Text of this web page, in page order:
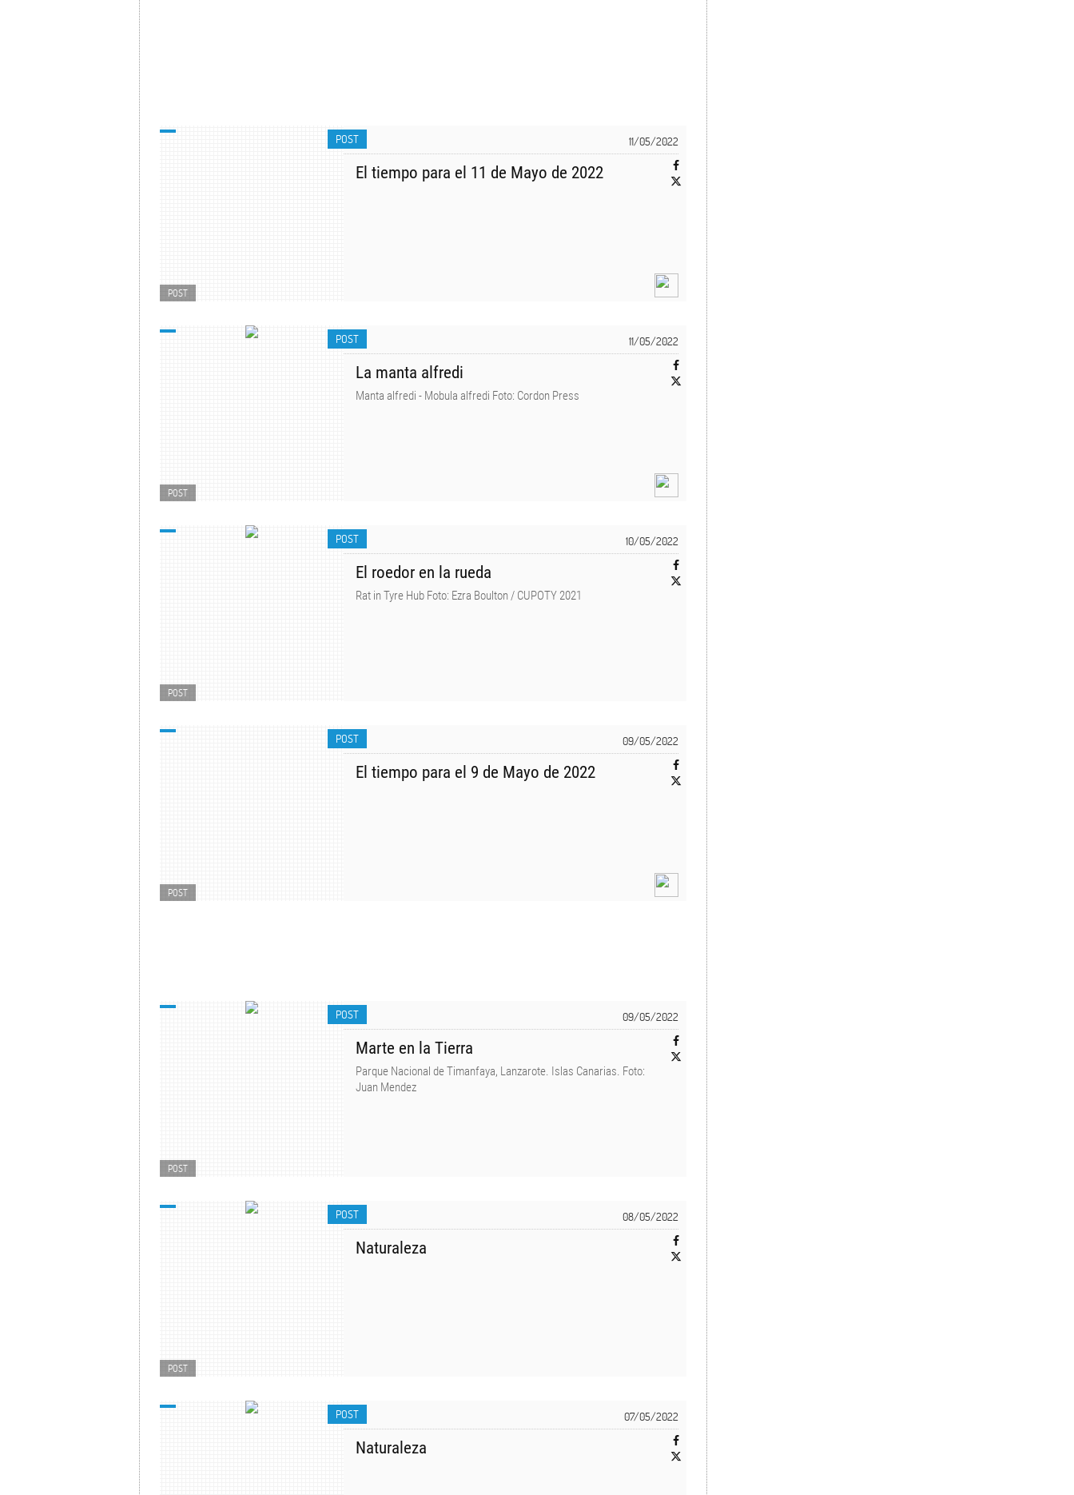
11/05/2022
POST
POST
El tiempo para el 11 de Mayo de 2022
11/05/2022
POST
POST
La manta alfredi
Manta alfredi - Mobula alfredi Foto: Cordon Press
10/05/2022
POST
POST
El roedor en la rueda
Rat in Tyre Hub Foto: Ezra Boulton / CUPOTY 2021
09/05/2022
POST
POST
El tiempo para el 9 de Mayo de 2022
09/05/2022
POST
POST
Marte en la Tierra
Parque Nacional de Timanfaya, Lanzarote. Islas Canarias. Foto:
Juan Mendez
08/05/2022
POST
POST
Naturaleza
07/05/2022
POST
Naturaleza